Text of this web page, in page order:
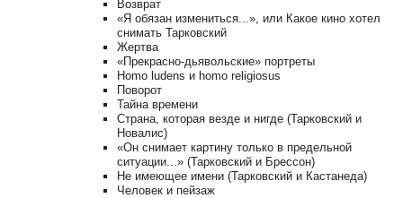
Возврат
«Я обязан измениться...», или Какое кино хотел
снимать Тарковский
Жертва
«Прекрасно-дьявольские» портреты
Homo ludens и homo religiosus
Поворот
Тайна времени
Страна, которая везде и нигде (Тарковский и
Новалис)
«Он снимает картину только в предельной
ситуации...» (Тарковский и Брессон)
Не имеющее имени (Тарковский и Кастанеда)
Человек и пейзаж